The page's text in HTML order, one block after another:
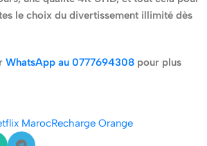
le choix du divertissement illimité dès
WhatsApp au 0777694308 pour plus
MarocRecharge Orange